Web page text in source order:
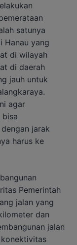
satunya
Hanau yang
di wilayah
di daerah
jauh untuk
agar
jarak
harus ke
Pemerintah
jalan yang
dan
jalan